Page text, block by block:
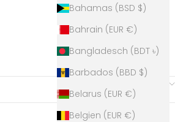
Bahamas (BSD $)
Bahrain (EUR €)
Bangladesch (BDT ৳)
Barbados (BBD $)
Belarus (EUR €)
Belgien (EUR €)
8 Produkte